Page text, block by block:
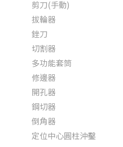
剪刀(手動)
拔輪器
銼刀
切割器
多功能套筒
修邊器
開孔器
鋼切器
倒角器
定位中心圓柱沖鑿